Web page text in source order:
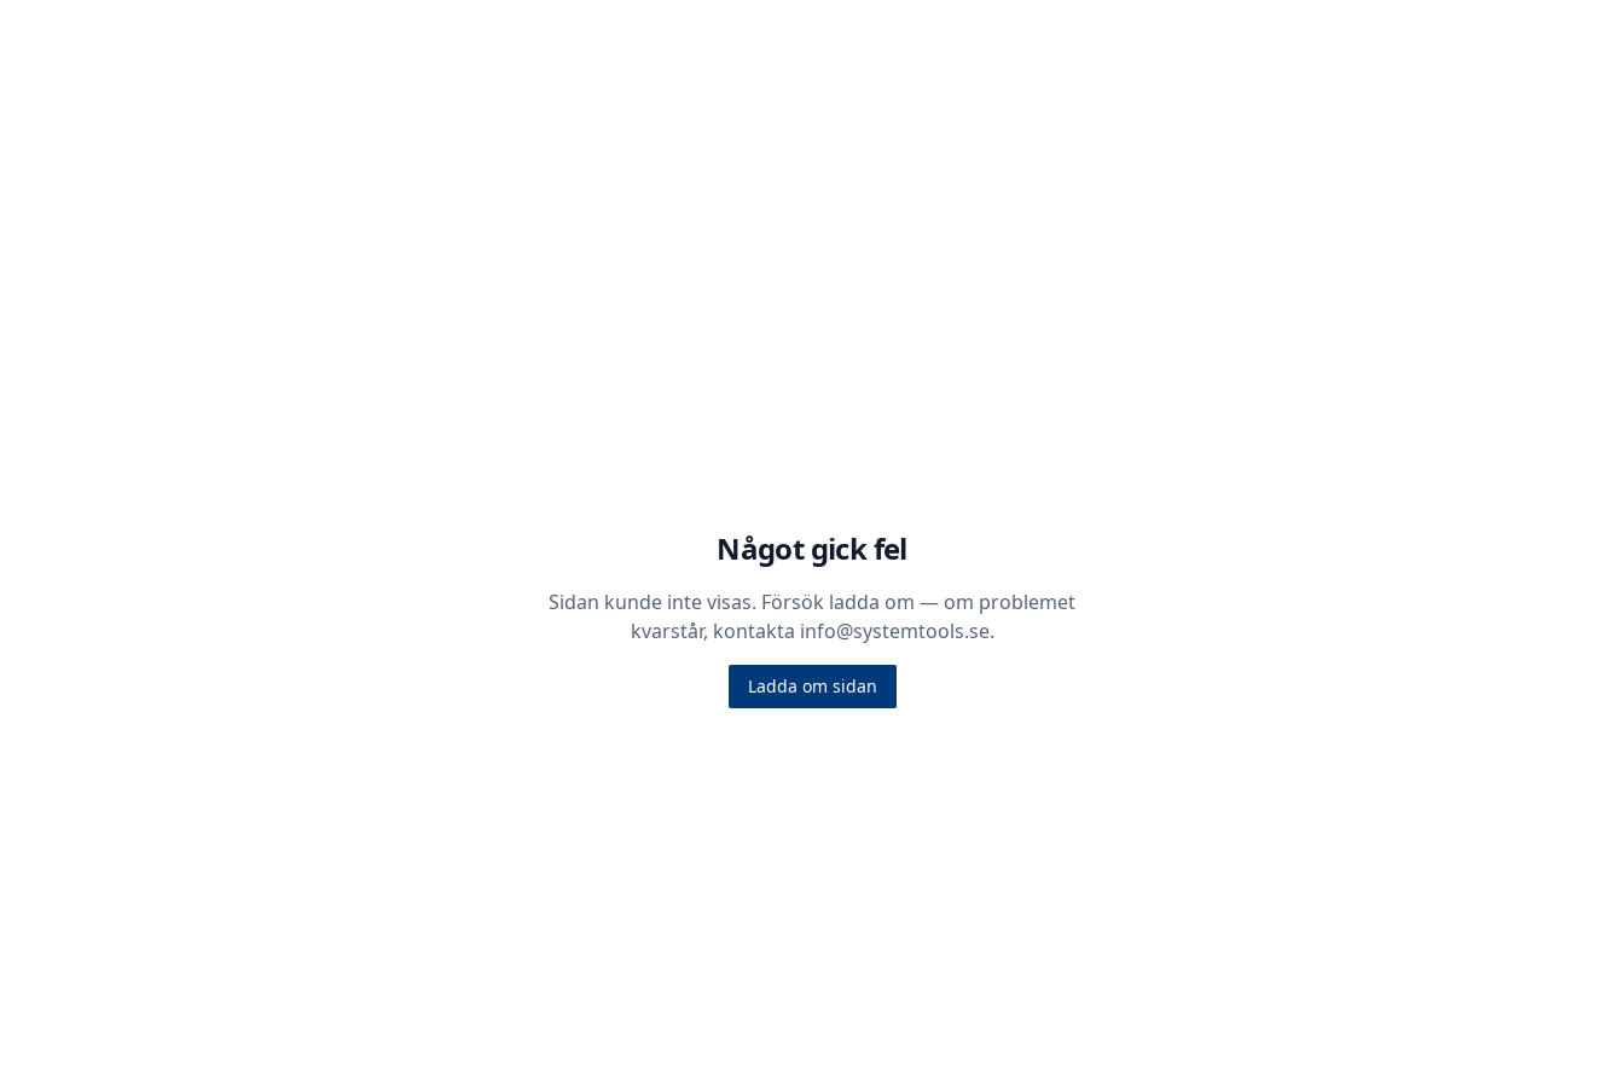
Något gick fel
Sidan kunde inte visas. Försök ladda om — om problemet
kvarstår, kontakta info@systemtools.se.
Ladda om sidan